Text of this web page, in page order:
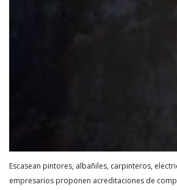
Escasean pintores, albañiles, carpinteros,
empresarios proponen acreditaciones de